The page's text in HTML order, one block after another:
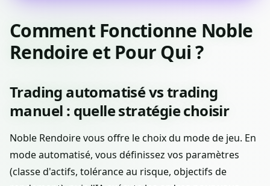
Comment Fonctionne Noble
Rendoire et Pour Qui ?
Trading automatisé vs trading
manuel : quelle stratégie choisir
Noble Rendoire vous offre le choix du mode de jeu. En
mode automatisé, vous définissez vos paramètres
(classe d'actifs, tolérance au risque, objectifs de